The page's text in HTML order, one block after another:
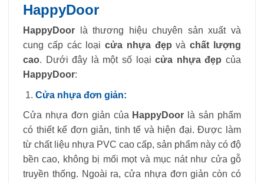
HappyDoor
HappyDoor là thương hiệu chuyên sản xuất và
cung cấp các loạicửa nhựa đẹp vàchất lượng
cao. Dưới đây là một số loạicửa nhựa đẹp của
HappyDoor:
Cửa nhựa đơn giản:
Cửa nhựa đơn giản của HappyDoor là sản phẩm
có thiết kế đơn giản, tinh tế và hiện đại. Được làm
từ chất liệu nhựa PVC cao cấp, sản phẩm này có độ
bền cao, không bị mối mọt và mục nát như cửa gỗ
truyền thống. Ngoài ra, cửa nhựa đơn giản còn có